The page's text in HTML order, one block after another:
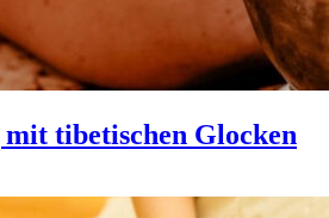
tibetischen Glocken